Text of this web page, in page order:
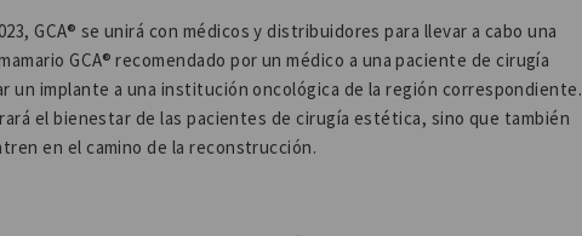
GCA® se unirá con médicos y distribuidores para llevar a cabo una
GCA® recomendado por un médico a una paciente de cirugía
un implante a una institución oncológica de la región correspondiente.
el bienestar de las pacientes de cirugía estética, sino que también
en el camino de la reconstrucción.